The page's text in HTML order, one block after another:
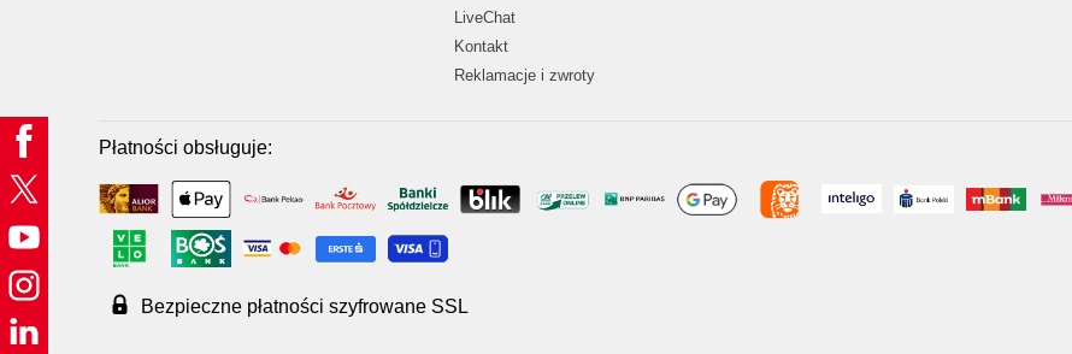
LiveChat
Kontakt
Reklamacje i zwroty
Płatności obsługuje:
Bezpieczne płatności szyfrowane SSL